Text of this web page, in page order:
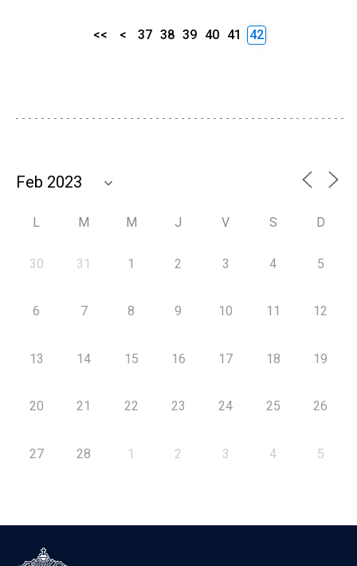
<< < 37 38 39 40 41 42
L M M J V S D
30 31 1 2 3 4 5
6 7 8 9 10 11 12
13 14 15 16 17 18 19
20 21 22 23 24 25 26
27 28 1 2 3 4 5